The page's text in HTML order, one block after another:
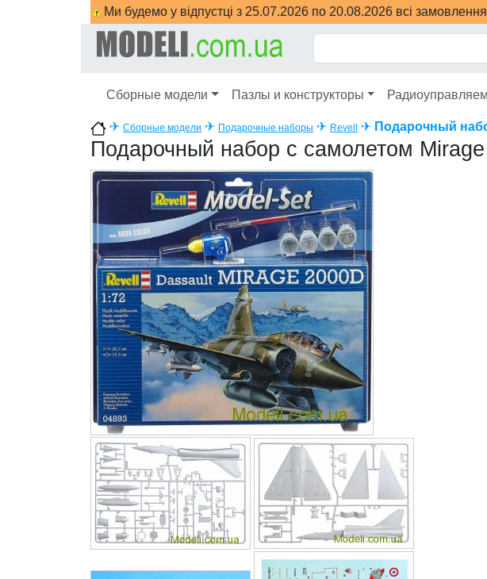
Ми будемо у відпустці з 25.07.2026 по 20.08.2026 всі
Сборные модели Пазлы и конструкторы
✈ Сборные модели ✈ Подарочные наборы ✈ Revell ✈ Подарочный
Подарочный набор с самолетом